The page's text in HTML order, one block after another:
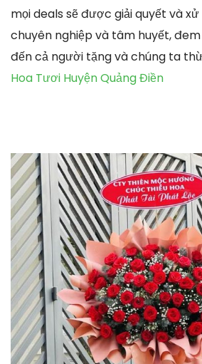
mọi deals sẽ được giải quyết và
chuyên nghiệp và tâm huyết,
đến cả người tặng và chúng ta
Hoa Tươi Huyện Quảng Điền